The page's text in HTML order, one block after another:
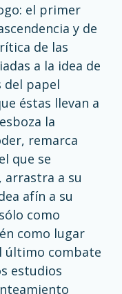
el primer
y de
de las
a la idea de
del papel
éstas llevan a
la
remarca
que se
arrastra a su
afín a su
como
como lugar
último combate
estudios